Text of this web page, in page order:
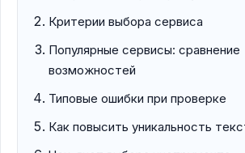
Критерии выбора сервиса
Популярные сервисы: сравнение
возможностей
Типовые ошибки при проверке
Как повысить уникальность